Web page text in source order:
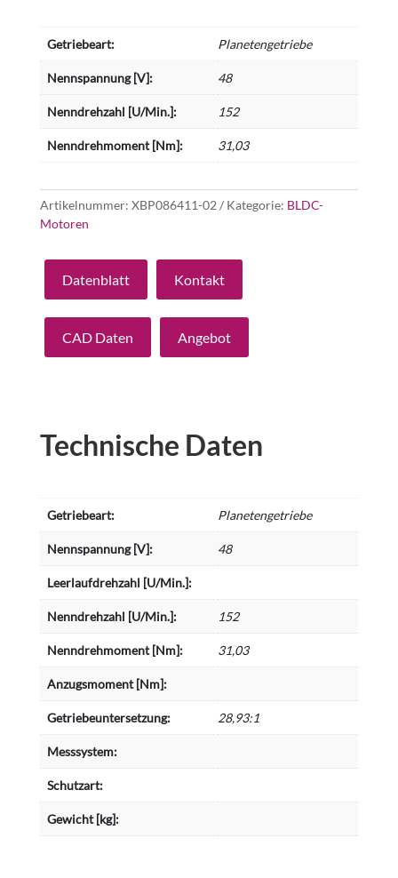
Getriebeart: Planetengetriebe
Nennspannung [V]: 48
Nenndrehzahl [U/Min.]: 152
Nenndrehmoment [Nm]: 31,03
Artikelnummer: XBP086411-02 Kategorie: BLDC-
Motoren
Datenblatt Kontakt
CAD Daten Angebot
Technische Daten
Getriebeart: Planetengetriebe
Nennspannung [V]: 48
Leerlaufdrehzahl [U/Min.]:
Nenndrehzahl [U/Min.]: 152
Nenndrehmoment [Nm]: 31,03
Anzugsmoment [Nm]:
Getriebeuntersetzung: 28,93:1
Messsystem:
Schutzart:
Gewicht [kg]: